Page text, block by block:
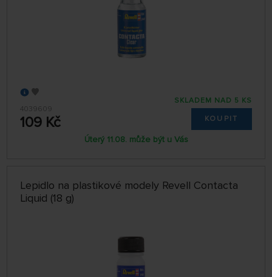
4039609
109 Kč
SKLADEM NAD 5 KS
KOUPIT
Úterý 11.08. může být u Vás
Lepidlo na plastikové modely Revell Contacta
Liquid (18 g)